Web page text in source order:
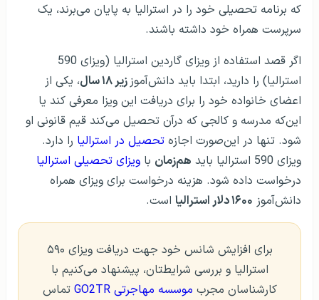
که برنامه تحصیلی خود را در استرالیا به پایان می‌برند، یک
سرپرست همراه خود داشته باشند.
اگر قصد استفاده از ویزای گاردین استرالیا (ویزای 590
استرالیا) را دارید، ابتدا باید دانش‌آموز زیر ۱۸ سال
، یکی از
اعضای خانواده خود را برای دریافت این ویزا معرفی کند یا
این‌که مدرسه و کالجی که درآن تحصیل می‌کند قیم قانونی او
شود. تنها در این‌صورت اجازه تحصیل در استرالیا را دارد.
ویزای 590 استرالیا باید
هم‌زمان با ویزای تحصیلی استرالیا
درخواست داده شود. هزینه درخواست برای ویزای همراه
دانش‌آموز ۱۶۰۰ دلار استرالیا است.
برای افزایش شانس خود جهت دریافت ویزای ۵۹۰
استرالیا و بررسی شرایطتان، پیشنهاد می‌کنیم با
کارشناسان مجرب موسسه مهاجرتی GO2TR‌
تماس